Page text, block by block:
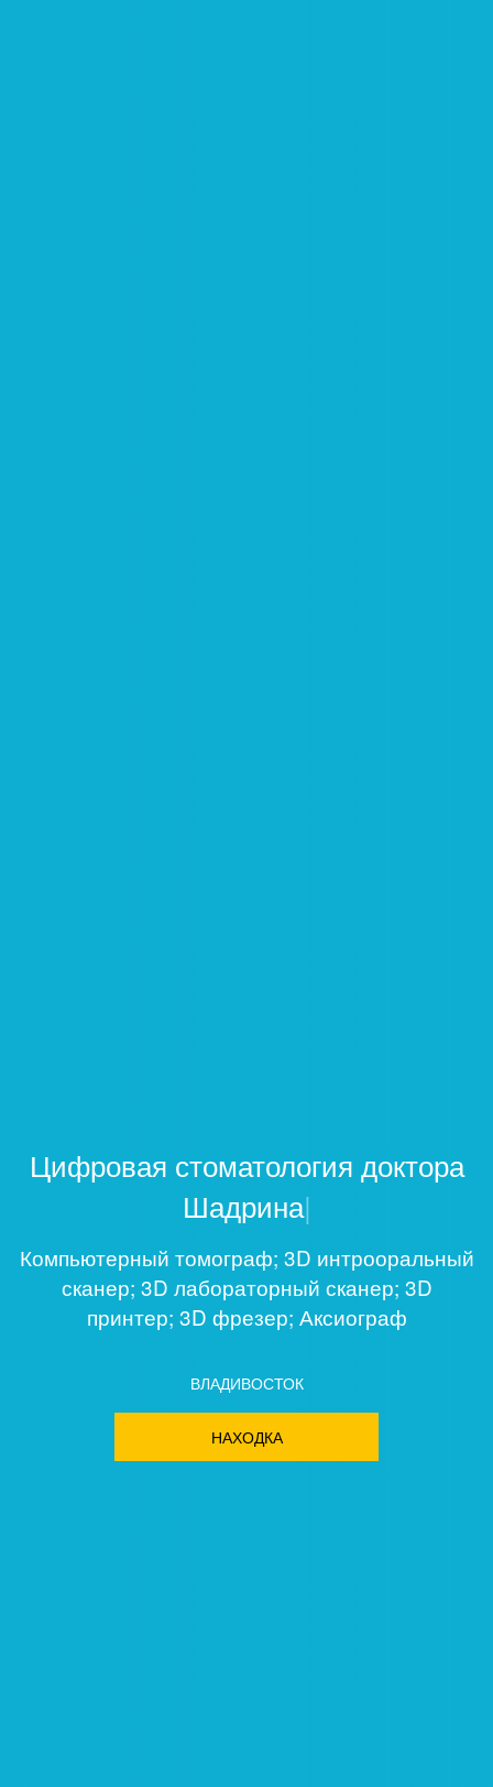
Цифровая стоматология доктора
Шадрина|
Компьютерный томограф; 3D интрооральный
сканер; 3D лабораторный сканер; 3D
принтер; 3D фрезер; Аксиограф
ВЛАДИВОСТОК
НАХОДКА